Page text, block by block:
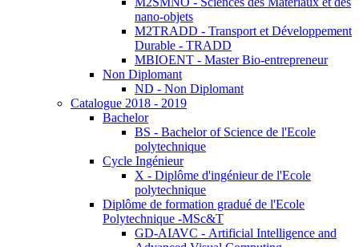
nano-objets
M2TRADD - Transport et Développement
Durable - TRADD
MBIOENT - Master Bio-entrepreneur
Non Diplomant
ND - Non Diplomant
Catalogue 2018 - 2019
Bachelor
BS - Bachelor of Science de l'Ecole
polytechnique
Cycle Ingénieur
X - Diplôme d'ingénieur de l'Ecole
polytechnique
Diplôme de formation gradué de l'Ecole
Polytechnique -MSc&T
GD-AIAVC - Artificial Intelligence and